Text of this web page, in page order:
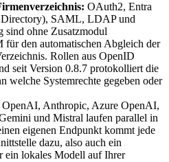
OAuth2, Entra
SAML, LDAP und
ohne Zusatzmodul
für den automatischen Abgleich der
Rollen aus OpenID
seit Version 0.8.7 protokolliert die
welche Systemrechte gegeben oder
OpenAI, Anthropic, Azure OpenAI,
und Mistral laufen parallel in
eigenen Endpunkt kommt jede
dazu, also auch ein
ein lokales Modell auf Ihrer